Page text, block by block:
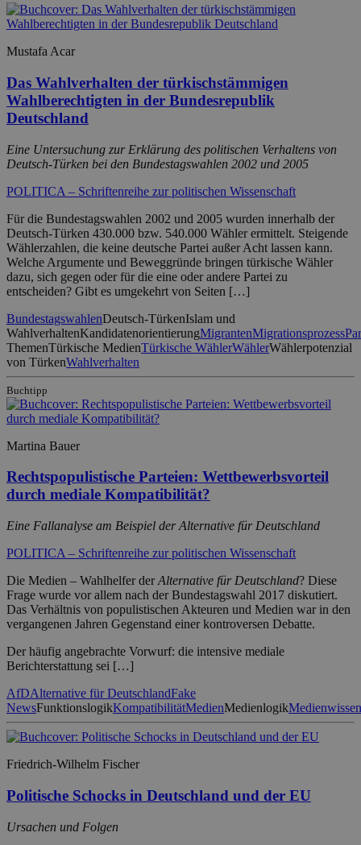
Mustafa Acar
Das Wahlverhalten der türkischstämmigen
Wahlberechtigten in der Bundesrepublik
Deutschland
Eine Untersuchung zur Erklärung des politischen Verhaltens von
Deutsch-Türken bei den Bundestagswahlen 2002 und 2005
POLITICA – Schriftenreihe zur politischen Wissenschaft
Für die Bundestagswahlen 2002 und 2005 wurden innerhalb der
Deutsch-Türken 430.000 bzw. 540.000 Wähler ermittelt. Steigende
Wählerzahlen, die keine deutsche Partei außer Acht lassen kann.
Welche Argumente und Beweggründe bringen türkische Wähler
dazu, sich gegen oder für die eine oder andere Partei zu
entscheiden? Gibt es umgekehrt von Seiten […]
BundestagswahlenDeutsch-TürkenIslam und
WahlverhaltenKandidatenorientierungMigrantenMigrationsprozess
ThemenTürkische MedienTürkische WählerWählerWählerpotenzial
von TürkenWahlverhalten
Buchtipp
Martina Bauer
Rechtspopulistische Parteien: Wettbewerbsvorteil
durch mediale Kompatibilität?
Eine Fallanalyse am Beispiel der Alternative für Deutschland
POLITICA – Schriftenreihe zur politischen Wissenschaft
Die Medien – Wahlhelfer derAlternative für Deutschland? Diese
Frage wurde vor allem nach der Bundestagswahl 2017 diskutiert.
Das Verhältnis von populistischen Akteuren und Medien war in den
vergangenen Jahren Gegenstand einer kontroversen Debatte.
Der häufig angebrachte Vorwurf: die intensive mediale
Berichterstattung sei […]
AfDAlternative für DeutschlandFake
NewsFunktionslogikKompatibilitätMedienMedienlogik
Friedrich-Wilhelm Fischer
Politische Schocks in Deutschland und der EU
Ursachen und Folgen